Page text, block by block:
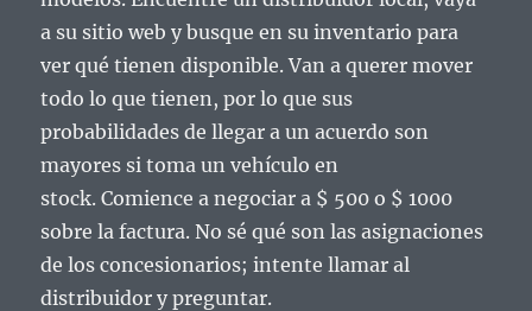
a su sitio web y busque en su inventario para
ver qué tienen disponible. Van a querer mover
todo lo que tienen, por lo que sus
probabilidades de llegar a un acuerdo son
mayores si toma un vehículo en
stock. Comience a negociar a $ 500 o $ 1000
sobre la factura. No sé qué son las asignaciones
de los concesionarios; intente llamar al
distribuidor y preguntar.